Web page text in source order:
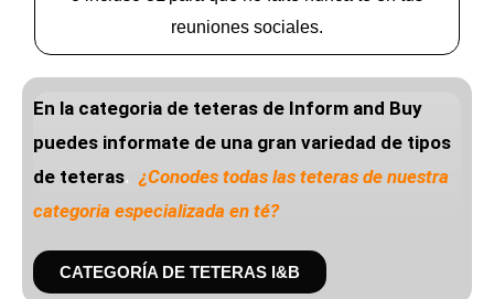
reuniones sociales.
En la categoria de teteras de Inform and Buy
puedes informate de una gran variedad de tipos
de teteras.¿Conodes todas las teteras de nuestra
categoria especializada en té?
CATEGORÍA DE TETERAS I&B